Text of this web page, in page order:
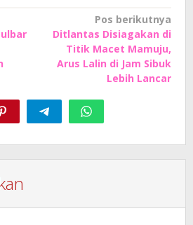
Pos berikutnya
Ditlantas Disiagakan di
Titik Macet Mamuju,
Arus Lalin di Jam Sibuk
Lebih Lancar